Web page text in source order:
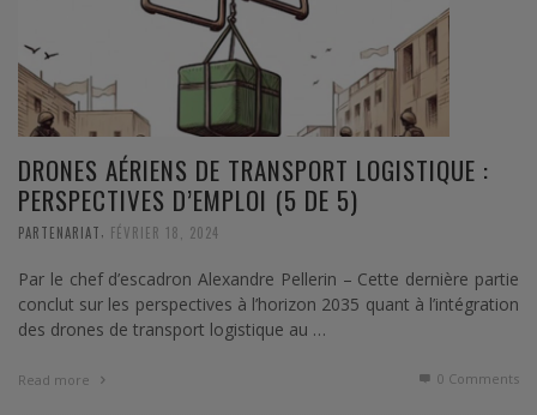
DRONES AÉRIENS DE TRANSPORT LOGISTIQUE :
PERSPECTIVES D’EMPLOI (5 DE 5)
PARTENARIAT FÉVRIER 18, 2024
Par le chef d’escadron Alexandre Pellerin – Cette dernière partie
conclut sur les perspectives à l’horizon 2035 quant à l’intégration
des drones de transport logistique au …
Read more 0 Comments